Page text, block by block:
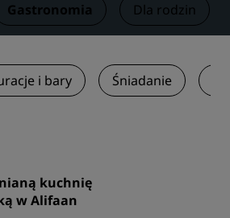
Gastronomia Dla rodzin
i bary Śniadanie
kuchnię
w Alifaan